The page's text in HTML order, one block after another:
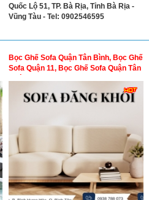
Quốc Lộ 51, TP. Bà Rịa, Tỉnh Bà Rịa -
Vũng Tàu - Tel: 0902546595
Bọc Ghế Sofa Quận Tân Bình, Bọc Ghế
Sofa Quận 11, Bọc Ghế Sofa Quận Tân